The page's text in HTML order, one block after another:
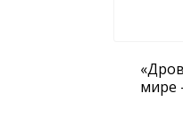
мире